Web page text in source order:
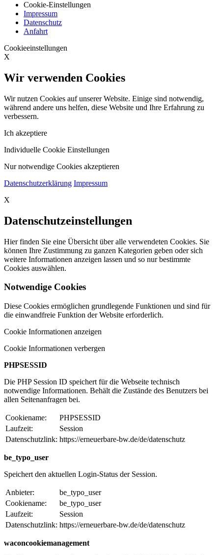
Cookie-Einstellungen
Impressum
Datenschutz
Anfahrt
Cookieeinstellungen
X
Wir verwenden Cookies
Wir nutzen Cookies auf unserer Website. Einige sind notwendig,
während andere uns helfen, diese Website und Ihre Erfahrung zu
verbessern.
Ich akzeptiere
Individuelle Cookie Einstellungen
Nur notwendige Cookies akzeptieren
Datenschutzerklärung Impressum
X
Datenschutzeinstellungen
Hier finden Sie eine Übersicht über alle verwendeten Cookies. Sie
können Ihre Zustimmung zu ganzen Kategorien geben oder sich
weitere Informationen anzeigen lassen und so nur bestimmte
Cookies auswählen.
Notwendige Cookies
Diese Cookies ermöglichen grundlegende Funktionen und sind für
die einwandfreie Funktion der Website erforderlich.
Cookie Informationen anzeigen
Cookie Informationen verbergen
PHPSESSID
Die PHP Session ID speichert für die Webseite technisch
notwendige Informationen. Behält die Zustände des Benutzers bei
allen Seitenanfragen bei.
Cookiename:
PHPSESSID
Laufzeit:
Session
Datenschutzlink: https://erneuerbare-bw.de/de/datenschutz
be_typo_user
Speichert den aktuellen Login-Status der Session.
Anbieter:
be_typo_user
Cookiename:
be_typo_user
Laufzeit:
Session
Datenschutzlink: https://erneuerbare-bw.de/de/datenschutz
waconcookiemanagement